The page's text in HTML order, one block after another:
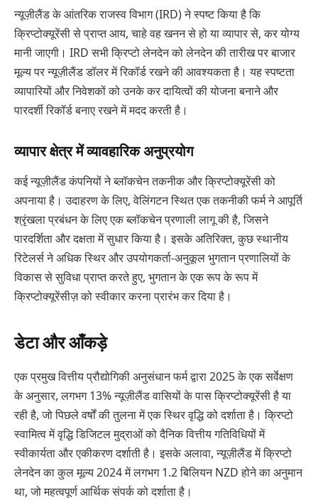
न्यूज़ीलैंड के आंतरिक राजस्व विभाग (IRD) ने स्पष्ट किया है कि
क्रिप्टोक्यूरेंसी से प्राप्त आय, चाहे वह खनन से हो या व्यापार से, कर योग्य
मानी जाएगी। IRD सभी क्रिप्टो लेनदेन को लेनदेन की तारीख पर बाजार
मूल्य पर न्यूज़ीलैंड डॉलर में रिकॉर्ड रखने की आवश्यकता है। यह स्पष्टता
व्यापारियों और निवेशकों को उनके कर दायित्वों की योजना बनाने और
पारदर्शी रिकॉर्ड बनाए रखने में मदद करती है।
व्यापार क्षेत्र में व्यावहारिक अनुप्रयोग
कई न्यूज़ीलैंड कंपनियों ने ब्लॉकचेन तकनीक और क्रिप्टोक्यूरेंसी को
अपनाया है। उदाहरण के लिए, वेलिंगटन स्थित एक तकनीकी फर्म ने आपूर्ति
श्रृंखला प्रबंधन के लिए एक ब्लॉकचेन प्रणाली लागू की है, जिसने
पारदर्शिता और दक्षता में सुधार किया है। इसके अतिरिक्त, कुछ स्थानीय
रिटेलर्स ने अधिक स्थिर और उपयोगकर्ता-अनुकूल भुगतान प्रणालियों के
विकास से सुविधा प्राप्त करते हुए, भुगतान के एक रूप के रूप में
क्रिप्टोक्यूरेंसीज़ को स्वीकार करना प्रारंभ कर दिया है।
डेटा और आँकड़े
एक प्रमुख वित्तीय प्रौद्योगिकी अनुसंधान फर्म द्वारा 2025 के एक सर्वेक्षण
के अनुसार, लगभग 13% न्यूज़ीलैंड वासियों के पास क्रिप्टोक्यूरेंसी है या
रही है, जो पिछले वर्षों की तुलना में एक स्थिर वृद्धि को दर्शाता है। क्रिप्टो
स्वामित्व में वृद्धि डिजिटल मुद्राओं को दैनिक वित्तीय गतिविधियों में
स्वीकार्यता और एकीकरण दर्शाती है। इसके अलावा, न्यूज़ीलैंड में क्रिप्टो
लेनदेन का कुल मूल्य 2024 में लगभग 1.2 बिलियन NZD होने का अनुमान
था, जो महत्वपूर्ण आर्थिक संपर्क को दर्शाता है।